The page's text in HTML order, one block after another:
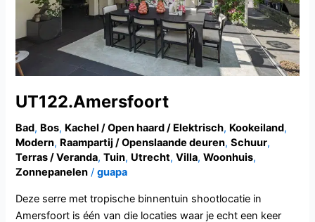
UT122.Amersfoort
Bad, Bos, Kachel / Open haard / Elektrisch, Kookeiland,
Modern, Raampartij / Openslaande deuren,Schuur,
Terras / Veranda,Tuin, Utrecht,Villa,Woonhuis,
Zonnepanelen /guapa
Deze serre met tropische binnentuin shootlocatie in
Amersfoort is één van die locaties waar je echt een keer